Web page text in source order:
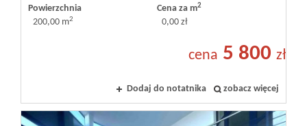
Powierzchnia
200,00 m2
Cena za m2
0,00 zł
cena 5 800 zł
Dodaj do notatnika zobacz więcej